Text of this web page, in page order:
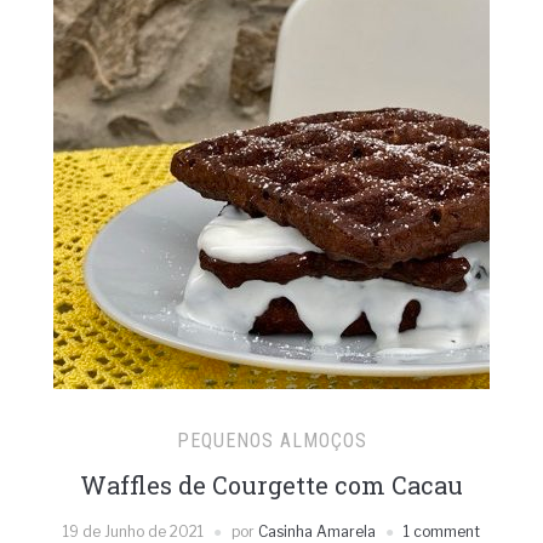
PEQUENOS ALMOÇOS
Waffles de Courgette com Cacau
19 de Junho de 2021 por Casinha Amarela 1 comment